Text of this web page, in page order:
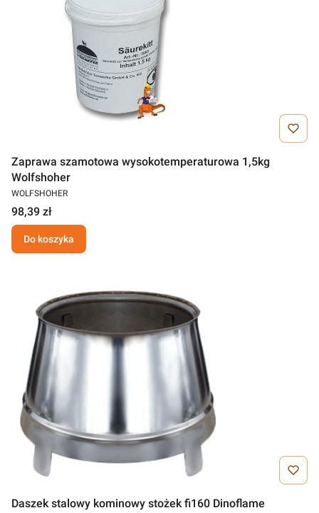
Zaprawa szamotowa wysokotemperaturowa 1,5kg
Wolfshoher
WOLFSHOHER
98,39 zł
Do koszyka
Daszek stalowy kominowy stożek fi160 Dinoflame